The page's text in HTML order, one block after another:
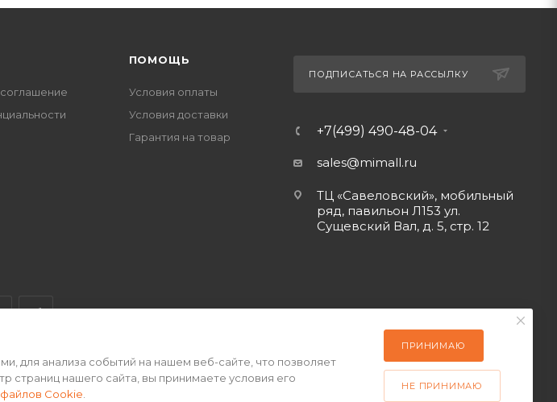
ПОМОЩЬ
Условия оплаты
Условия доставки
Гарантия на товар
ПОДПИСАТЬСЯ НА РАССЫЛКУ
+7(499) 490-48-04
sales@mimall.ru
ТЦ «Савеловский», мобильный
ряд, павильон Л153 ул.
Сущевский Вал, д. 5, стр. 12
для анализа событий на нашем веб-сайте, что позволяет
страниц нашего сайта, вы принимаете условия его
Cookie
ПРИНИМАЮ
НЕ ПРИНИМАЮ